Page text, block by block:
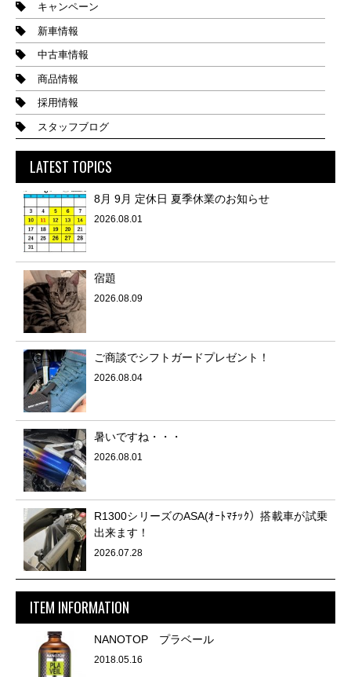
キャンペーン
新車情報
中古車情報
商品情報
採用情報
スタッフブログ
LATEST TOPICS
8月 9月 定休日 夏季休業のお知らせ
2026.08.01
宿題
2026.08.09
ご商談でシフトガードプレゼント！
2026.08.04
暑いですね・・・
2026.08.01
R1300シリーズのASA(ｵｰﾄﾏﾁｯｸ）搭載車が試乗
出来ます！
2026.07.28
ITEM INFORMATION
NANOTOP プラベール
2018.05.16